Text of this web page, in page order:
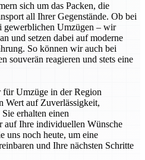
sich um das Packen, die
all Ihrer Gegenstände. Ob bei
gewerblichen Umzügen – wir
und setzen dabei auf moderne
So können wir auch bei
souverän reagieren und stets eine
für Umzüge in der Region
Wert auf Zuverlässigkeit,
erhalten einen
auf Ihre individuellen Wünsche
uns noch heute, um eine
und Ihre nächsten Schritte